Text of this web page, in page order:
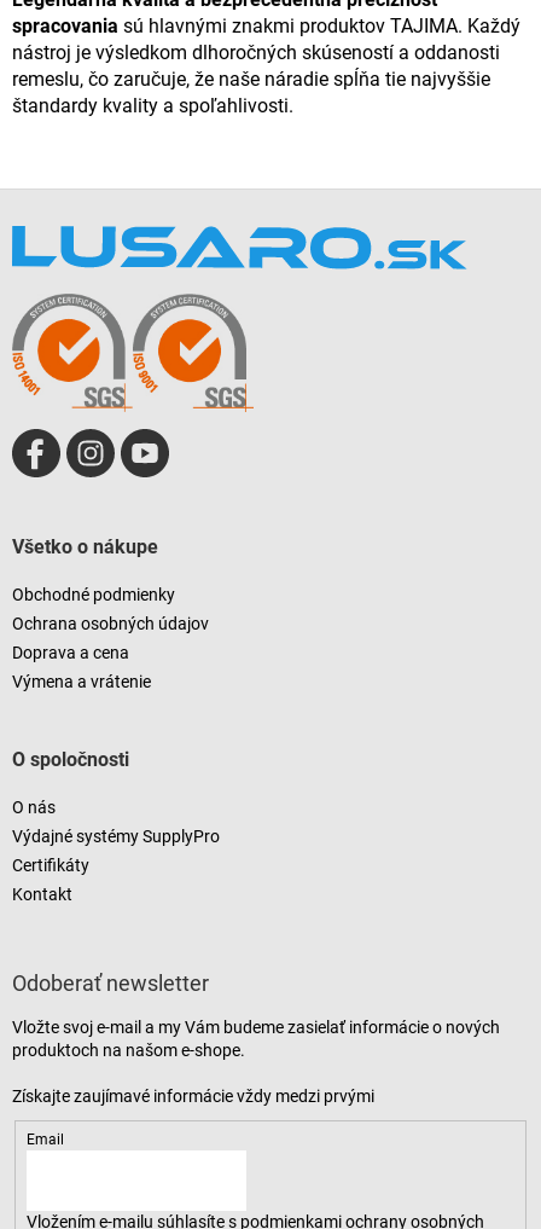
spracovania sú hlavnými znakmi produktov TAJIMA. Každý
nástroj je výsledkom dlhoročných skúseností a oddanosti
remeslu, čo zaručuje, že naše náradie spĺňa tie najvyššie
štandardy kvality a spoľahlivosti.
Všetko o nákupe
Obchodné podmienky
Ochrana osobných údajov
Doprava a cena
Výmena a vrátenie
O spoločnosti
O nás
Výdajné systémy SupplyPro
Certifikáty
Kontakt
Odoberať newsletter
Vložte svoj e-mail a my Vám budeme zasielať informácie o nových
produktoch na našom e-shope.
Email
Vložením e-mailu súhlasíte s podmienkami ochrany osobných